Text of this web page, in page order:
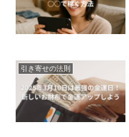
引き寄せの法則